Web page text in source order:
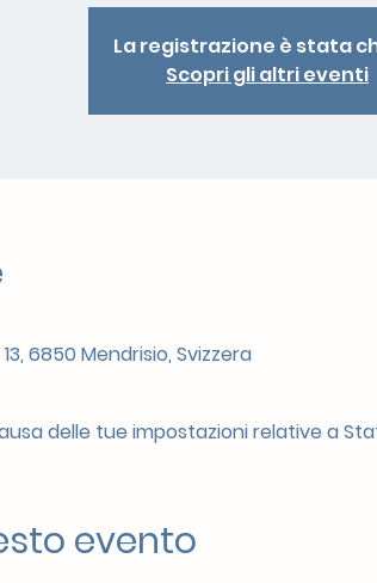
La registrazione è stata
Scopri gli altri eventi
6850 Mendrisio, Svizzera
delle tue impostazioni relative a
evento